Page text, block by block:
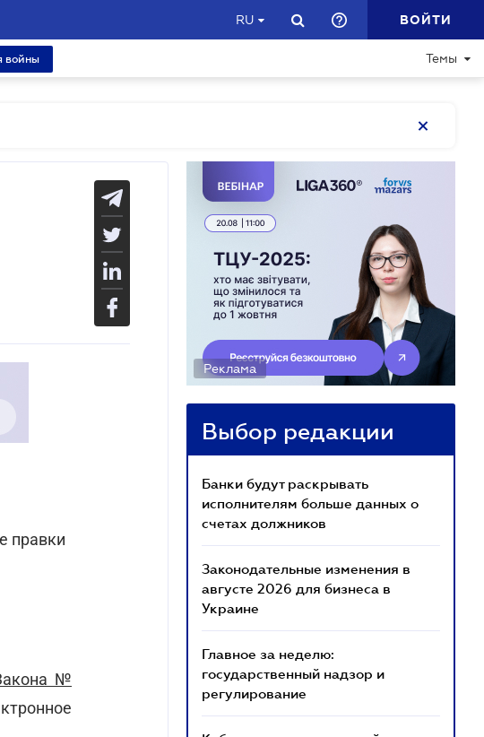
RU ВОЙТИ
войны Темы
правки
№
Реклама
Выбор редакции
Банки будут раскрывать
исполнителям больше данных о
счетах должников
Законодательные изменения в
августе 2026 для бизнеса в
Украине
Главное за неделю:
государственный надзор и
регулирование